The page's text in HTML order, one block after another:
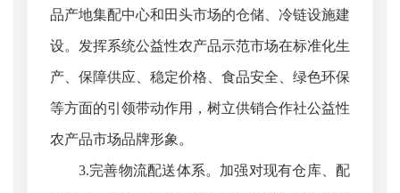
品产地集配中心和田头市场的仓储、冷链设施建
设。发挥系统公益性农产品示范市场在标准化生
产、保障供应、稳定价格、食品安全、绿色环保
等方面的引领带动作用，树立供销合作社公益性
农产品市场品牌形象。
3.完善物流配送体系。加强对现有仓库、配